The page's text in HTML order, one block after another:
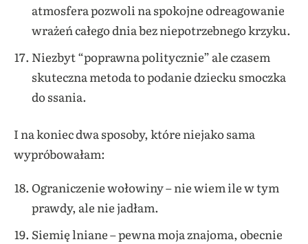
atmosfera pozwoli na spokojne odreagowanie
wrażeń całego dnia bez niepotrzebnego krzyku.
Niezbyt “poprawna politycznie” ale czasem
skuteczna metoda to podanie dziecku smoczka
do ssania.
I na koniec dwa sposoby, które niejako sama
wypróbowałam:
Ograniczenie wołowiny – nie wiem ile w tym
prawdy, ale nie jadłam.
Siemię lniane – pewna moja znajoma, obecnie